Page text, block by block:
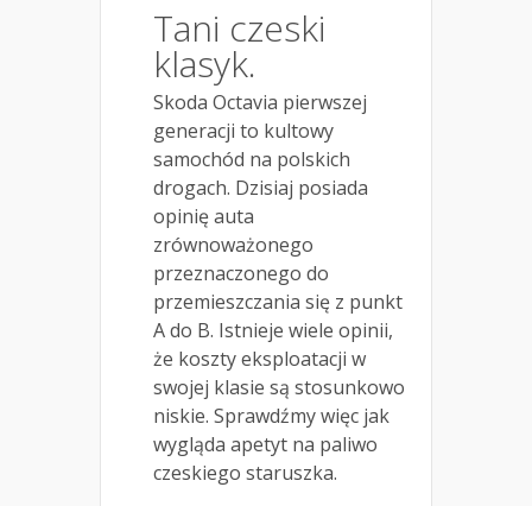
Tani czeski
klasyk.
Skoda Octavia pierwszej
generacji to kultowy
samochód na polskich
drogach. Dzisiaj posiada
opinię auta
zrównoważonego
przeznaczonego do
przemieszczania się z punkt
A do B. Istnieje wiele opinii,
że koszty eksploatacji w
swojej klasie są stosunkowo
niskie. Sprawdźmy więc jak
wygląda apetyt na paliwo
czeskiego staruszka.